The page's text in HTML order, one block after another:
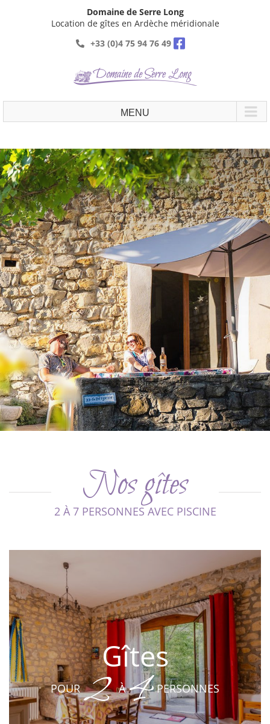
Domaine de Serre Long
Location de gîtes en Ardèche méridionale
+33 (0)4 75 94 76 49
Nos gîtes
2 À 7 PERSONNES AVEC PISCINE
Gîtes
POUR2 À4 PERSONNES